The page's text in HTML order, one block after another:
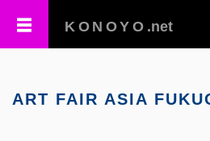
KONOYO .net
ART FAIR ASIA